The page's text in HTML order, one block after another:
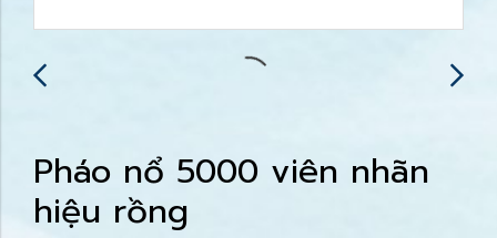
Pháo nổ 5000 viên nhãn
hiệu rồng